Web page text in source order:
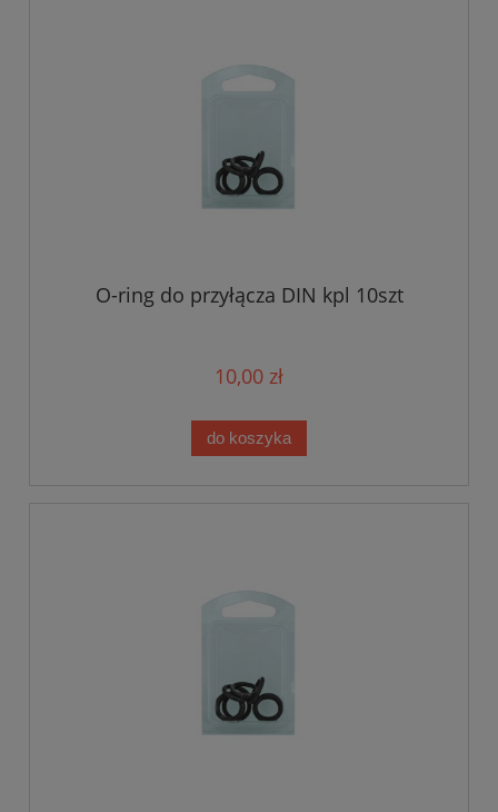
O-ring do przyłącza DIN kpl 10szt
10,00 zł
do koszyka